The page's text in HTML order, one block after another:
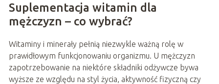
Suplementacja witamin dla
mężczyzn – co wybrać?
Witaminy i minerały pełnią niezwykle ważną rolę w
prawidłowym funkcjonowaniu organizmu. U mężczyzn
zapotrzebowanie na niektóre składniki odżywcze bywa
wyższe ze względu na styl życia, aktywność fizyczną czy